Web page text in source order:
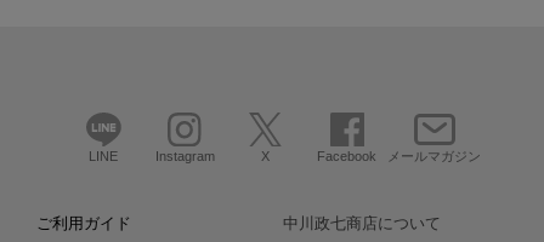
LINE Instagram X Facebook メールマガジン
ご利用ガイド 中川政七商店について